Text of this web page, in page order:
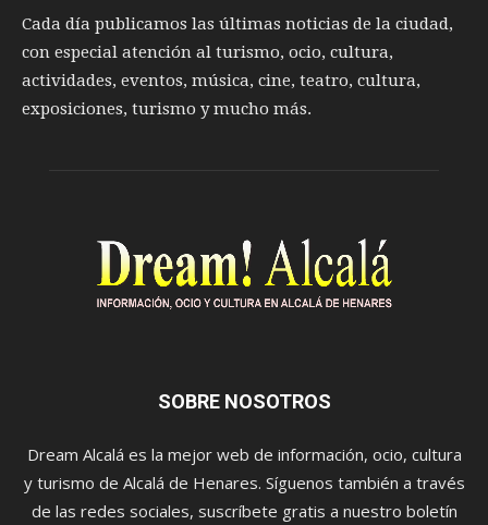
Cada día publicamos las últimas noticias de la ciudad,
con especial atención al turismo, ocio, cultura,
actividades, eventos, música, cine, teatro, cultura,
exposiciones, turismo y mucho más.
SOBRE NOSOTROS
Dream Alcalá es la mejor web de información, ocio, cultura
y turismo de Alcalá de Henares. Síguenos también a través
de las redes sociales, suscríbete gratis a nuestro boletín